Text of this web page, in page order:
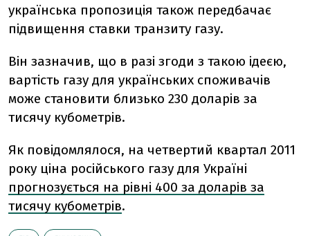
українська пропозиція також передбачає
підвищення ставки транзиту газу.
Він зазначив, що в разі згоди з такою ідеєю,
вартість газу для українських споживачів
може становити близько 230 доларів за
тисячу кубометрів.
Як повідомлялося, на четвертий квартал 2011
року ціна російського газу для Україні
прогнозується на рівні 400 за доларів за
тисячу кубометрів.